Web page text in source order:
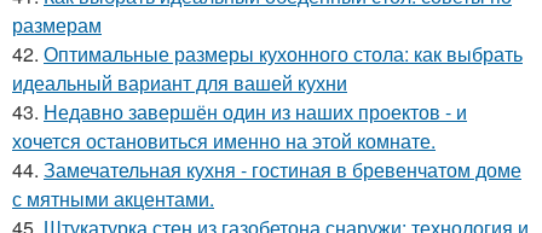
размерам
42. Оптимальные размеры кухонного стола: как выбрать
идеальный вариант для вашей кухни
43. Недавно завершён один из наших проектов - и
хочется остановиться именно на этой комнате.
44. Замечательная кухня - гостиная в бревенчатом доме
с мятными акцентами.